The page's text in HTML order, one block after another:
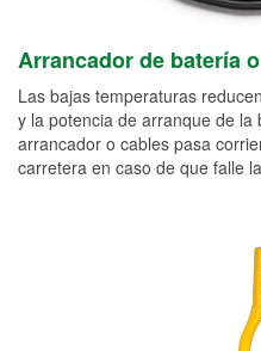
Arrancador de batería
Las bajas temperaturas
y la potencia de arranque de
arrancador o cables pasa
carretera en caso de que falle